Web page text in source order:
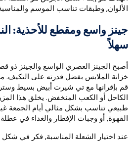
وطبقات تناسب الموسم والمناسبة.
واسع ومقطع للأحذية:
الجينز العصري الواسع والجينز ذو
الملابس بفضل قدرته على التكيف.
بإقرانها مع تي شيرت أبيض بسيط وسترة
أو الكعب المنخفض. يخلق هذا
تناسب بشكل مثالي أيام الجمعة غير
أو وجبات الإفطار والغداء في عطلة
اختيار الشعلة المناسبة, فكر في شكل